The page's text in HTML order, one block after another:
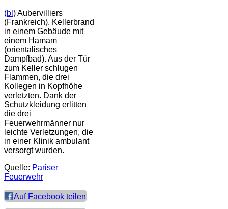
(bl ) Aubervilliers
(Frankreich). Kellerbrand
in einem Gebäude mit
einem Hamam
(orientalisches
Dampfbad). Aus der Tür
zum Keller schlugen
Flammen, die drei
Kollegen in Kopfhöhe
verletzten. Dank der
Schutzkleidung erlitten
die drei
Feuerwehrmänner nur
leichte Verletzungen, die
in einer Klinik ambulant
versorgt wurden.
Quelle: Pariser
Feuerwehr
Auf Facebook teilen